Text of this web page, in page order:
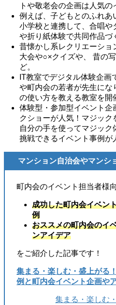
トや敬老会の企画は人気の
例えば、子どもとのふれ
小学校と連携して、合唱や
や折り紙体験で共同作品づ
昔懐かし系レクリエーシ
大会や○×クイズや、 昔の
ど。
IT教室でデジタル体験企画
や町内会の若者が先生に
の使い方を教える教室を開
体験型・参加型イベント企
クショーが人気！マジック
自分の手を使ってマジッ
挑戦できるイベント事例が
マンション自治会やマンシ
町内会のイベント担当者様向
成功した町内会イベン
例
おススメの町内会のイ
ンアイデア
をご紹介した記事です！
集まる・楽しむ・盛上がる
例と町内会イベント企画や
集まる・楽しむ